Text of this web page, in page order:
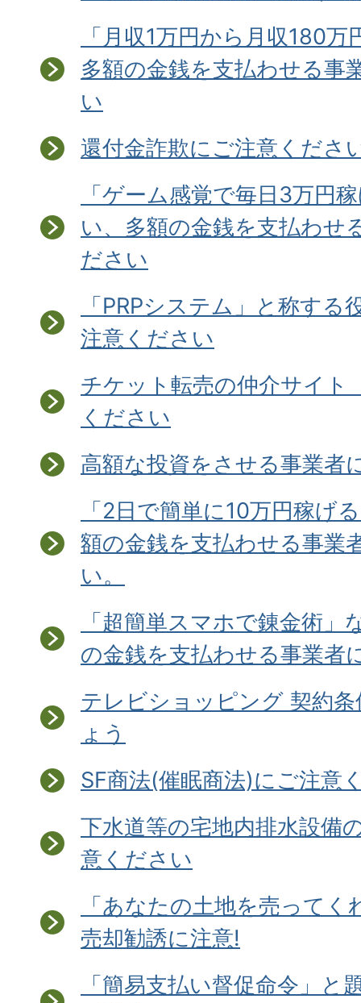
「月収1万円から月収180
多額の金銭を支払わせる事
い
還付金詐欺にご注意くださ
「ゲーム感覚で毎日3万円
い、多額の金銭を支払わせ
ださい
「PRPシステム」と称する
注意ください
チケット転売の仲介サイト
ください
高額な投資をさせる事業者
「2日で簡単に10万円稼げ
額の金銭を支払わせる事業
い。
「超簡単スマホで錬金術
の金銭を支払わせる事業者
テレビショッピング 契約
ょう
SF商法(催眠商法)にご注意
下水道等の宅地内排水設備
意ください
「あなたの土地を売って
売却勧誘に注意!
「簡易支払い督促命令」と